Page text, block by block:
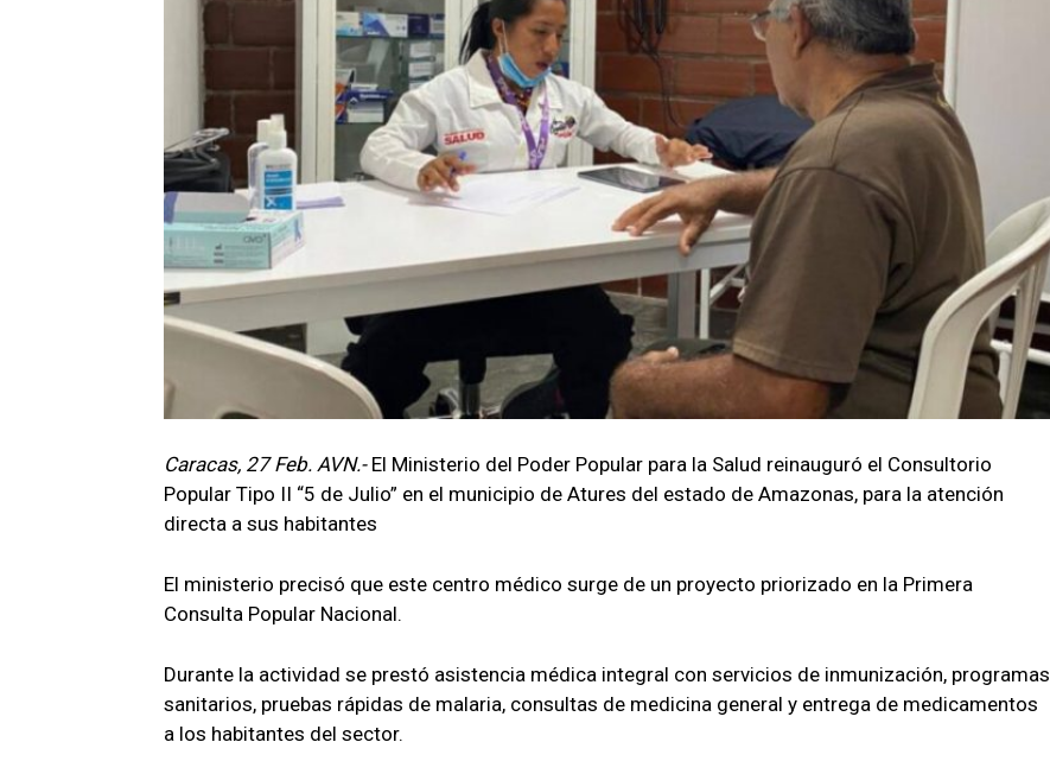
Caracas, 27 Feb. AVN.-El Ministerio del Poder Popular para la Salud reinauguró el Consultorio
Popular Tipo II “5 de Julio” en el municipio de Atures del estado de Amazonas, para la atención
directa a sus habitantes
El ministerio precisó que este centro médico surge de un proyecto priorizado en la Primera
Consulta Popular Nacional.
Durante la actividad se prestó asistencia médica integral con servicios de inmunización, programas
sanitarios, pruebas rápidas de malaria, consultas de medicina general y entrega de medicamentos
a los habitantes del sector.